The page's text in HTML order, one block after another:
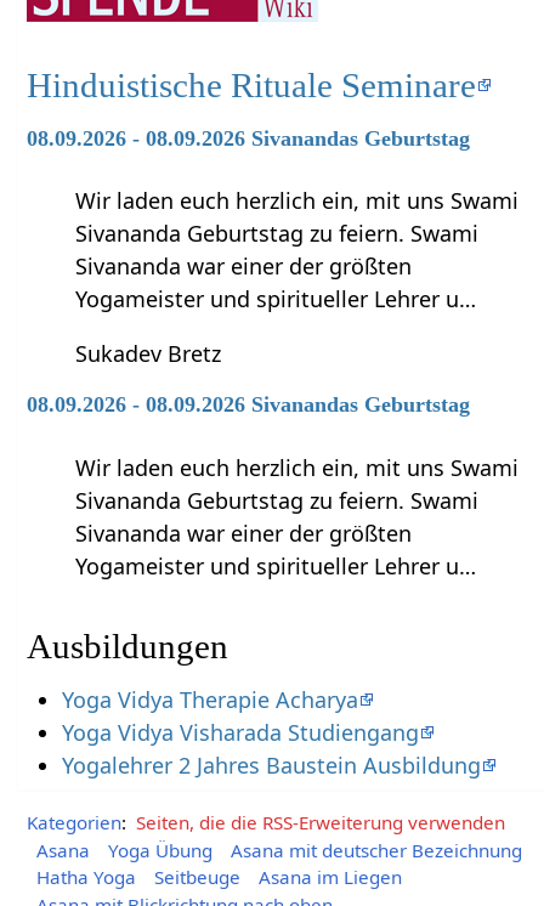
Hinduistische Rituale Seminare
08.09.2026 - 08.09.2026 Sivanandas Geburtstag
Wir laden euch herzlich ein, mit uns Swami
Sivananda Geburtstag zu feiern. Swami
Sivananda war einer der größten
Yogameister und spiritueller Lehrer u…
Sukadev Bretz
08.09.2026 - 08.09.2026 Sivanandas Geburtstag
Wir laden euch herzlich ein, mit uns Swami
Sivananda Geburtstag zu feiern. Swami
Sivananda war einer der größten
Yogameister und spiritueller Lehrer u…
Ausbildungen
Yoga Vidya Therapie Acharya
Yoga Vidya Visharada Studiengang
Yogalehrer 2 Jahres Baustein Ausbildung
Kategorien: Seiten, die die RSS-Erweiterung verwenden
Asana
Yoga Übung
Asana mit deutscher Bezeichnung
Hatha Yoga
Seitbeuge
Asana im Liegen